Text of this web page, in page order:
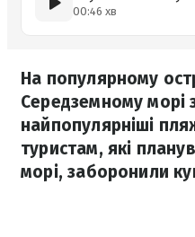
00:46 хв
На популярному
Середземному морі
найпопулярніші
туристам, які
морі, заборонили